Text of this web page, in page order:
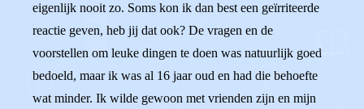
eigenlijk nooit zo. Soms kon ik dan best een geïrriteerde
reactie geven, heb jij dat ook? De vragen en de
voorstellen om leuke dingen te doen was natuurlijk goed
bedoeld, maar ik was al 16 jaar oud en had die behoefte
wat minder. Ik wilde gewoon met vrienden zijn en mijn